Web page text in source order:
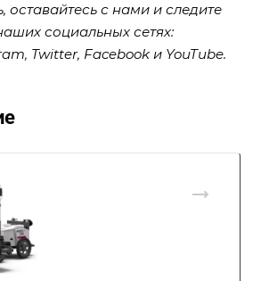
оставайтесь с нами и следите
социальных сетях:
, Twitter, Facebook и YouTube.